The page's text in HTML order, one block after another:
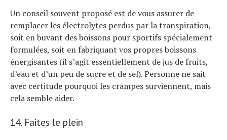
Un conseil souvent proposé est de vous assurer de
remplacer les électrolytes perdus par la transpiration,
soit en buvant des boissons pour sportifs spécialement
formulées, soit en fabriquant vos propres boissons
énergisantes (il s’agit essentiellement de jus de fruits,
d’eau et d’un peu de sucre et de sel). Personne ne sait
avec certitude pourquoi les crampes surviennent, mais
cela semble aider.
14. Faites le plein